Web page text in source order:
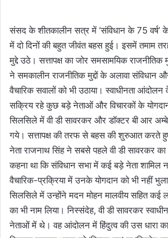
संसद के शीतकालीन सत्र में ‘संविधान के 75 वर्ष’
में दो दिनों की बहुत जीवंत बहस हुई। इसमें तमाम
मुद्दे उठे। सत्तापक्ष का जोर समसामयिक राजनीतिक
ने समकालीन राजनीतिक मुद्दों के अलावा संविधान
वैचारिक सवालों को भी उठाया। स्वाधीनता
सक्रिय रहे कुछ बड़े नेताओं और विचारकों के
सिलसिले में वी डी सावरकर और डॉक्टर बी आर
गये। सत्तापक्ष की तरफ से बहस की शुरुआत करते हुए
नेता राजनाथ सिंह ने सबसे पहले वी डी सावरकर
कहना था कि संविधान सभा में कई बड़े नेता शामिल
वैचारिक-प्रक्रिया में उनके योगदान को भी नहीं
सिलसिले में उन्होंने मदन मोहन मालवीय सहित कई
का भी नाम लिया। निस्संदेह, वी डी सावरकर
नेताओं में थे। वह आंदोलन में हिंदुत्व की उस धारा